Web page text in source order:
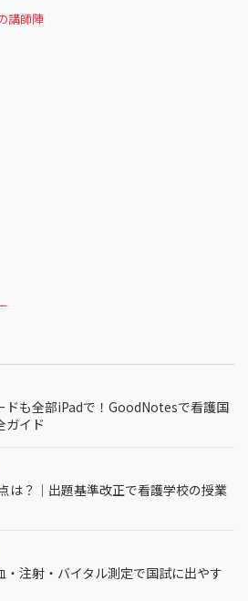
講師陣
ドも全部iPadで！GoodNotesで看護国
ガイド
は？｜出題基準改正で看護学校の授業
注射・バイタル測定で国試に出やす